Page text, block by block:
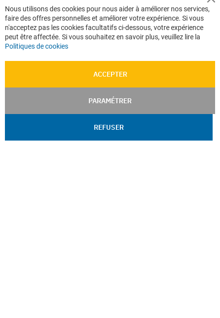
Nous utilisons des cookies pour nous aider à améliorer nos services,
faire des offres personnelles et améliorer votre expérience. Si vous
n'acceptez pas les cookies facultatifs ci-dessous, votre expérience
peut être affectée. Si vous souhaitez en savoir plus, veuillez lire la
Politiques de cookies
ACCEPTER
PARAMÉTRER
REFUSER